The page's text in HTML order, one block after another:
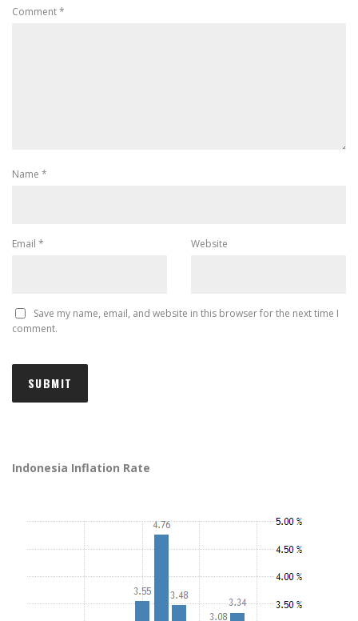
Comment*
Name *
Email * Website
Save my name, email, and website in this browser for the next time I
comment.
Indonesia Inflation Rate